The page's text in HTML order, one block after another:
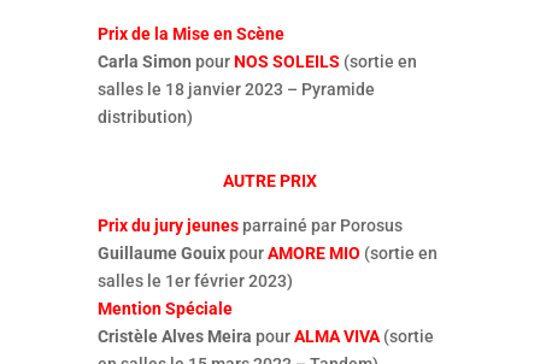
Prix de la Mise en Scène
Carla Simon pourNOS SOLEILS (sortie en
salles le 18 janvier 2023 – Pyramide
distribution)
AUTRE PRIX
Prix du jury jeunesparrainé par Porosus
Guillaume GouixpourAMORE MIO (sortie en
salles le 1er février 2023)
Mention Spéciale
Cristèle Alves Meira pourALMA VIVA(sortie